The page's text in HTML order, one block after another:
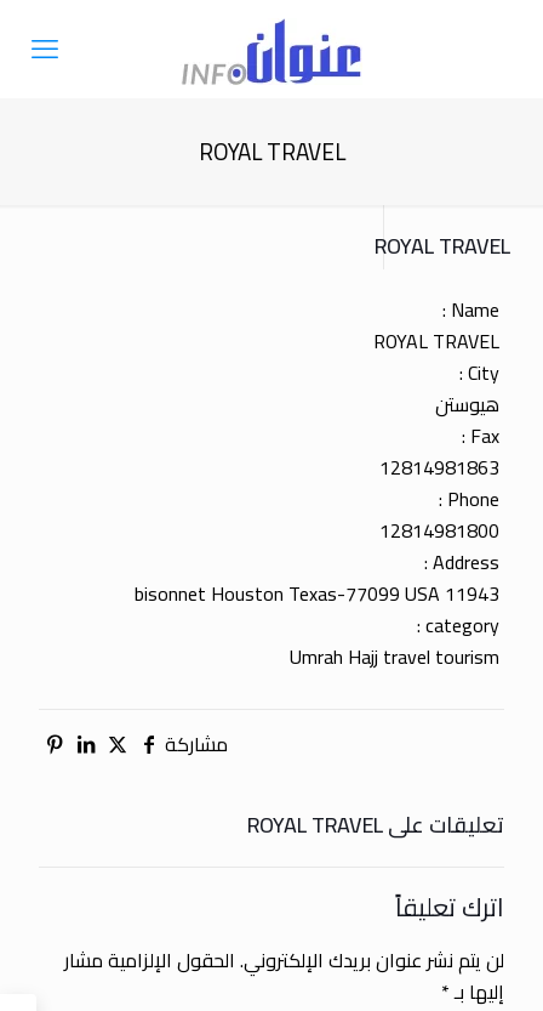
ROYAL TRAVEL
ROYAL TRAVEL
Name :
ROYAL TRAVEL
City :
هيوستن
Fax :
12814981863
Phone :
12814981800
Address :
11943 bisonnet Houston Texas-77099 USA
category :
Umrah Hajj travel tourism
مشاركة
تعليقات على ROYAL TRAVEL
اترك تعليقاً
لن يتم نشر عنوان بريدك الإلكتروني. الحقول الإلزامية مشار
إليها بـ*